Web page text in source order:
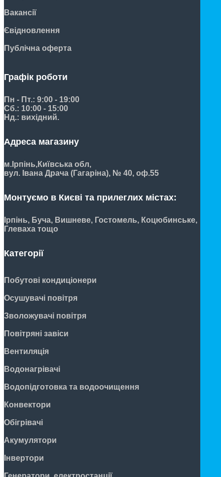
Вакансії
Євідновлення
Публічна оферта
Графік роботи
Пн - Пт.: 9:00 - 19:00
Сб.: 10:00 - 15:00
Нд.: вихідний.
Адреса магазину
м.Ірпінь,Київська обл,
вул. Івана Драча (Гагаріна), № 40, оф.55
Монтуємо в Києві та прилеглих містах:
Ірпінь, Буча, Вишневе, Гостомель, Коцюбинське,
Глеваха тощо
Категорії
Побутові кондиціонери
Осушувачі повітря
Зволожувачі повітря
Повітряні завіси
Вентиляція
Водонагрівачі
Водопідготовка та водоочищення
Конвектори
Обігрівачі
Акумулятори
Інвертори